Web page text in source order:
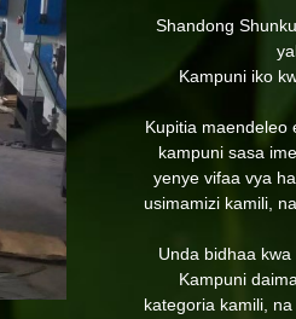
Shandong
Kampuni iko
Kupitia maendeleo
kampuni sasa
yenye vifaa vya
usimamizi kamili,
Unda bidhaa
Kampuni
kategoria kamili,